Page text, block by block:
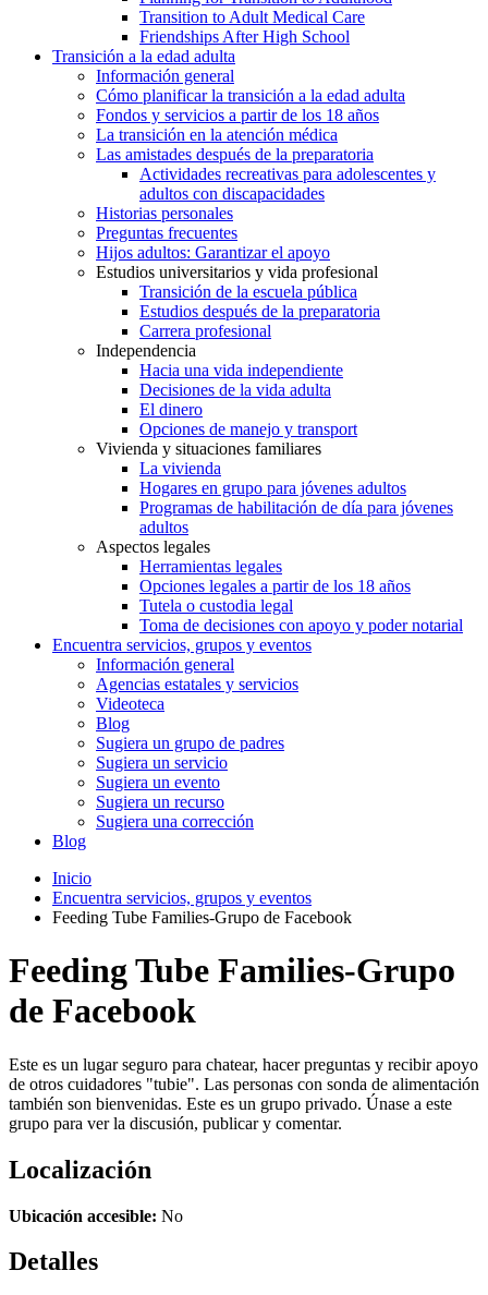
Transition to Adult Medical Care
Friendships After High School
Transición a la edad adulta
Información general
Cómo planificar la transición a la edad adulta
Fondos y servicios a partir de los 18 años
La transición en la atención médica
Las amistades después de la preparatoria
Actividades recreativas para adolescentes y
adultos con discapacidades
Historias personales
Preguntas frecuentes
Hijos adultos: Garantizar el apoyo
Estudios universitarios y vida profesional
Transición de la escuela pública
Estudios después de la preparatoria
Carrera profesional
Independencia
Hacia una vida independiente
Decisiones de la vida adulta
El dinero
Opciones de manejo y transport
Vivienda y situaciones familiares
La vivienda
Hogares en grupo para jóvenes adultos
Programas de habilitación de día para jóvenes
adultos
Aspectos legales
Herramientas legales
Opciones legales a partir de los 18 años
Tutela o custodia legal
Toma de decisiones con apoyo y poder notarial
Encuentra servicios, grupos y eventos
Información general
Agencias estatales y servicios
Videoteca
Blog
Sugiera un grupo de padres
Sugiera un servicio
Sugiera un evento
Sugiera un recurso
Sugiera una corrección
Blog
Inicio
Encuentra servicios, grupos y eventos
Feeding Tube Families-Grupo de Facebook
Feeding Tube Families-Grupo
de Facebook
Este es un lugar seguro para chatear, hacer preguntas y recibir apoyo
de otros cuidadores "tubie". Las personas con sonda de alimentación
también son bienvenidas. Este es un grupo privado. Únase a este
grupo para ver la discusión, publicar y comentar.
Localización
Ubicación accesible: No
Detalles